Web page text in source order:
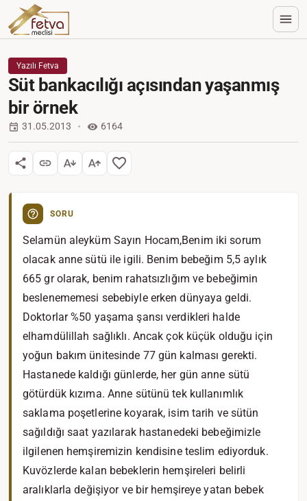
Yazılı Fetva
Süt bankacılığı açısından yaşanmış
bir örnek
31.05.2013 6164
SORU
Selamün aleyküm Sayın Hocam,Benim iki sorum
olacak anne sütü ile igili. Benim bebeğim 5,5 aylık
665 gr olarak, benim rahatsızlığım ve bebeğimin
beslenememesi sebebiyle erken dünyaya geldi.
Doktorlar %50 yaşama şansı verdikleri halde
elhamdülillah sağlıklı. Ancak çok küçük olduğu için
yoğun bakım ünitesinde 77 gün kalması gerekti.
Hastanede kaldığı günlerde, her gün anne sütü
götürdük kızıma. Anne sütünü tek kullanımlık
saklama poşetlerine koyarak, isim tarih ve sütün
sağıldığı saat yazılarak hastanedeki bebeğimizle
ilgilenen hemşiremizin kendisine teslim ediyorduk.
Kuvözlerde kalan bebeklerin hemşireleri belirli
aralıklarla değişiyor ve bir hemşireye yatan bebek